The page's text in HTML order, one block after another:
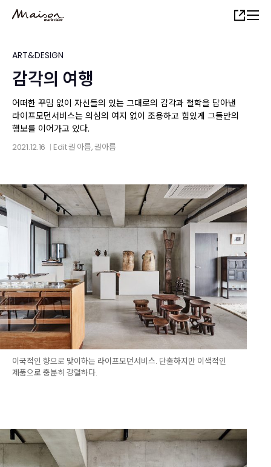
content
Share
ART&DESIGN
감각의 여행
어떠한 꾸밈 없이 자신들의 있는 그대로의 감각과 철학을 담아낸
라이프모던서비스는 의심의 여지 없이 조용하고 힘있게 그들만의
행보를 이어가고 있다.
2021.12.16 Edit권 아름, 권아름
이국적인 향으로 맞이하는 라이프모던서비스. 단출하지만 이색적인
제품으로 충분히 강렬하다.